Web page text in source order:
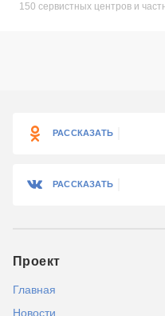
150 сервистных центров и
РАССКАЗАТЬ
РАССКАЗАТЬ
Проект
Главная
Новости